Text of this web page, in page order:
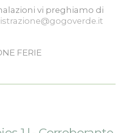
vi preghiamo di
FERIE